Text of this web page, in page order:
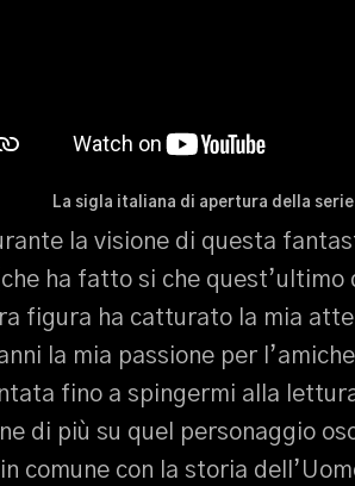
La sigla italiana di apertura della
la visione di questa
ha fatto si che
figura ha catturato la mia
la mia passione per
fino a spingermi alla
di più su quel personaggio
comune con la storia